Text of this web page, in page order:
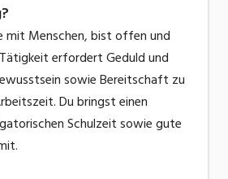
mit Menschen, bist offen und
erfordert Geduld und
sowie Bereitschaft zu
Du bringst einen
Schulzeit sowie gute